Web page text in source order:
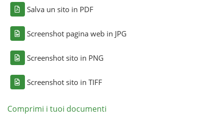
Salva un sito in PDF
Screenshot pagina web in JPG
Screenshot sito in PNG
Screenshot sito in TIFF
Comprimi i tuoi documenti